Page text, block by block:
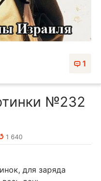
1
№232
1 640
для заряда